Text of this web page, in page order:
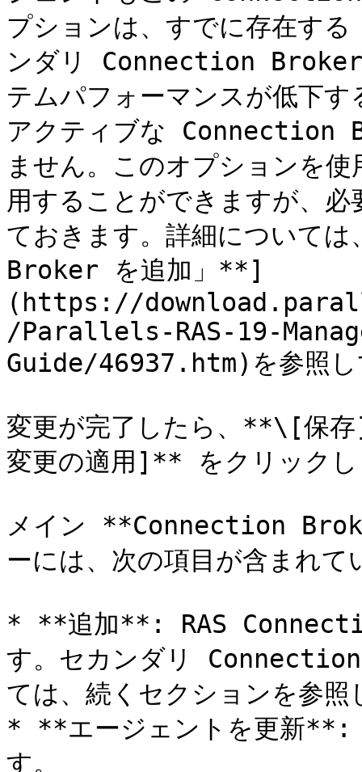
プションは、すでに存在す
ンダリ Connection Broker
テムパフォーマンスが低下
アクティブな Connection
ません。このオプションを
用することができますが、
ておきます。詳細について
Broker を追加」**]
(https://
/Parallels-RAS-19-
Guide/46937.htm)を参照し
変更が完了したら、**\[保
変更の適用]** をクリックし
メイン **Connection
ーには、次の項目が含まれて
* **追加**: RAS
す。セカンダリ
ては、続くセクションを参照
* **エージェントを更新**:
す。